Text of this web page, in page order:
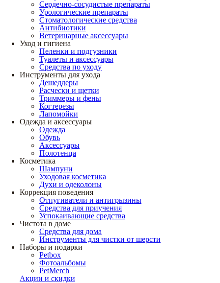
Сердечно-сосудистые препараты
Урологические препараты
Стоматологические средства
Антибиотики
Ветеринарные аксессуары
Уход и гигиена
Пеленки и подгузники
Туалеты и аксессуары
Средства по уходу
Инструменты для ухода
Дешеддеры
Расчески и щетки
Триммеры и фены
Когтерезы
Лапомойки
Одежда и аксессуары
Одежда
Обувь
Аксессуары
Полотенца
Косметика
Шампуни
Уходовая косметика
Духи и одеколоны
Коррекция поведения
Отпугиватели и антигрызины
Средства для приучения
Успокаивающие средства
Чистота в доме
Средства для дома
Инструменты для чистки от шерсти
Наборы и подарки
Petbox
Фотоальбомы
PetMerch
Акции и скидки